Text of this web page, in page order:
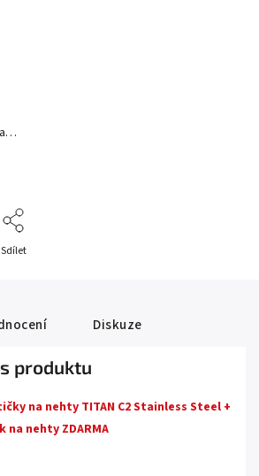
Sdílet
Diskuze
produktu
na nehty TITAN C2 Stainless Steel +
nehty ZDARMA